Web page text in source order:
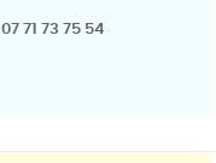
07 71 73 75 54